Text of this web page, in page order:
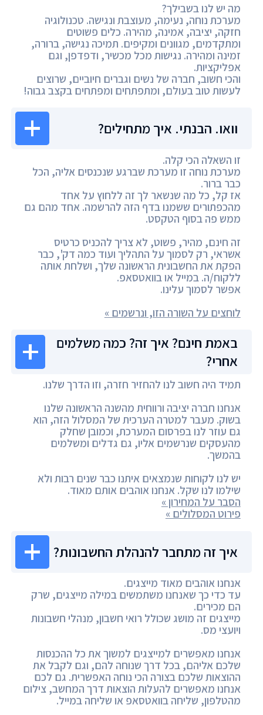
מה יש לנו בשבילך?
מערכת נוחה, נעימה, מעוצבת ונגישה. טכנולוגיה
חזקה, יציבה, אמינה, מהירה. כלים פשוטים
ומתקדמים, מגוונים ומקיפים. תמיכה נגישה, ברורה,
זמינה ומהירה. נגישות מכל מכשיר, ודפדפן, וגם
אפליקציות.
והכי חשוב, חברה של נשים וגברים חיוביים, שרוצים
לעשות טוב בעולם, ומתפתחים ומפתחים בקצב גבוה!
וואו. הבנתי. איך מתחילים?
זו השאלה הכי קלה.
מערכת נוחה זו מערכת שברגע שנכנסים אליה, הכל
כבר ברור.
אז קל, כל מה שנשאר לך זה ללחוץ על אחד
מהכפתורים ששמנו בדף הזה להרשמה. אחד מהם גם
ממש פה בסוף הטקסט.
זה חינם, מהיר, פשוט, לא צריך להכניס כרטיס
אשראי, רק לסמוך על התהליך ועוד כמה דק', כבר
הפקת את החשבונית הראשונה שלך, ושלחת אותה
ללקוח/ה. במייל או בוואטסאפ.
אפשר לסמוך עלינו.
לוחצים על השורה הזו, ונרשמים »
באמת חינם? איך זה? כמה משלמים
אחרי?
תמיד היה חשוב לנו להחזיר חזרה, וזו הדרך שלנו.
אנחנו חברה יציבה ורווחית מהשנה הראשונה שלנו
בשוק. מעבר למטרה הערכית של המסלול הזה, הוא
גם עוזר לנו בפרסום המערכת, וכמובן שחלק
מהעסקים שנרשמים אליו, גם גדלים ומשלמים
בהמשך.
יש לנו לקוחות שנמצאים איתנו כבר שנים רבות ולא
שילמו לנו שקל. אנחנו אוהבים אותם מאוד.
הסבר על המחירון »
פירוט המסלולים »
איך זה מתחבר להנהלת החשבונות?
אנחנו אוהבים מאוד מייצגים.
עד כדי כך שאנחנו משתמשים במילה מייצגים, שרק
הם מכירים.
מייצגים זה מושג שכולל רואי חשבון, מנהלי חשבונות
ויועצי מס.
אנחנו מאפשרים למייצגים למשוך את כל ההכנסות
שלכם אליהם, בכל דרך שנוחה להם, וגם לקבל את
ההוצאות שלכם בצורה הכי נוחה האפשרית. גם לכם
אנחנו מאפשרים להעלות הוצאות דרך המחשב, צילום
מהטלפון, שליחה בוואטסאפ או שליחה במייל.